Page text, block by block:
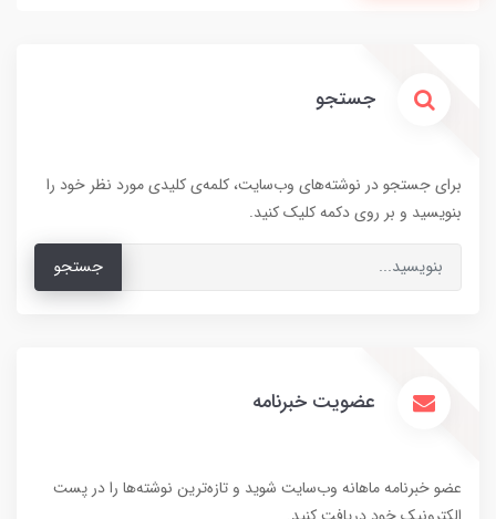
جستجو
برای جستجو در نوشته‌های وب‌سایت، کلمه‌ی کلیدی مورد نظر خود را
بنویسید و بر روی دکمه کلیک کنید.
جستجو
عضویت خبرنامه
عضو خبرنامه ماهانه وب‌سایت شوید و تازه‌ترین نوشته‌ها را در پست